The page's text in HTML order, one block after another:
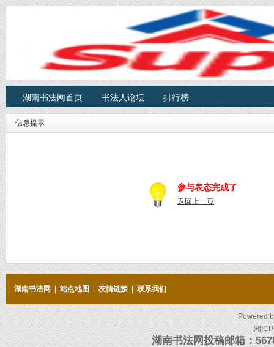
湖南书法网首页 书法人论坛 排行榜
信息提示
参与表态完成了
返回上一页
湖南书法网 站点地图 友情链接 联系我们
Powered
湘
湖南书法网投稿邮箱：